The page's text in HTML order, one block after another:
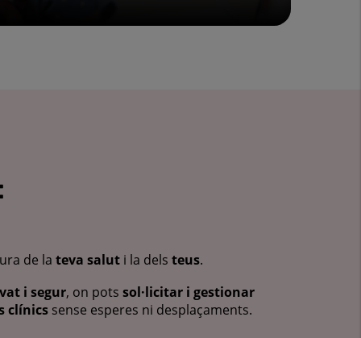
de la teva salut i la dels teus.
i segur, on pots sol·licitar i gestionar
clínics sense esperes ni desplaçaments.